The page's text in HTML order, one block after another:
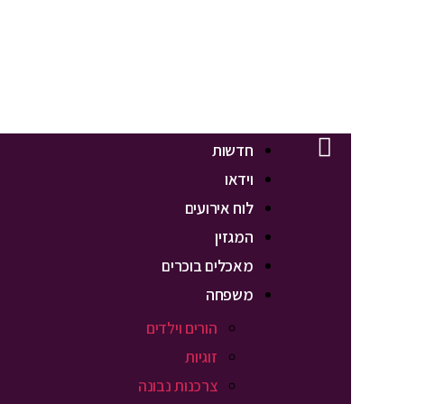
חדשות
וידאו
לוח אירועים
המגזין
מאכלים בוכרים
משפחה
הורים וילדים
זוגיות
צרכנות נבונה